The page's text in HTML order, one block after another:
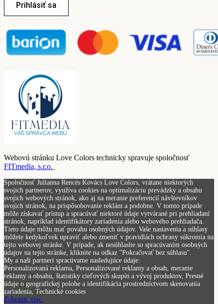
Prihlásiť sa
Webovú stránku Love Colors technicky spravuje spoločnosť
FITmedia, s.r.o.
Spoločnosť Julianna Rencés Kovács Love Colors, vrátane niektorých
svojich partnerov, využíva cookies na optimalizáciu prevádzky a obsahu
svojich webových stránok, ako aj na meranie preferencií návštevníkov
svojich stránok, na prispôsobovanie reklám a podobne. V tomto prípade
môže získavať prístup a spracúvať niektoré údaje vytvárané pri prehliadaní
stránok, napríklad identifikátory zariadenia alebo webového prehliadača.
Tieto údaje môžu mať povahu osobných údajov. Vaše nastavenia a súhlasy
môžete kedykoľvek upraviť alebo zmeniť v pravidlách ochrany súkromia na
tejto webovej stránke. V prípade, ak nesúhlasíte so spracúvaním osobných
údajov na tejto stránke, kliknite na odkaz "Pokračovať bez súhlasu".
My a naši partneri spracúvame nasledujúce údaje:
Personalizovaná reklama, Personalizované reklamy a obsah, meranie
reklamy a obsahu, štatistiky cieľových skupín a vývoj produktov, Presné
údaje o geografickej polohe a identifikácia prostredníctvom skenovania
zariadenia, Technické cookies
Zobraziť viac.